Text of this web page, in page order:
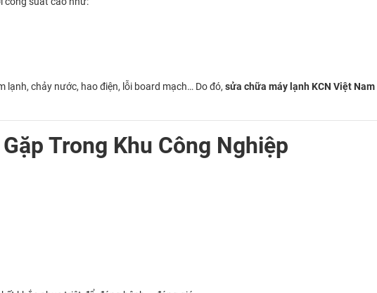
lạnh, chảy nước, hao điện, lỗi board mạch… Do đó, sửa chữa máy lạnh KCN Việt
Trong Khu Công Nghiệp